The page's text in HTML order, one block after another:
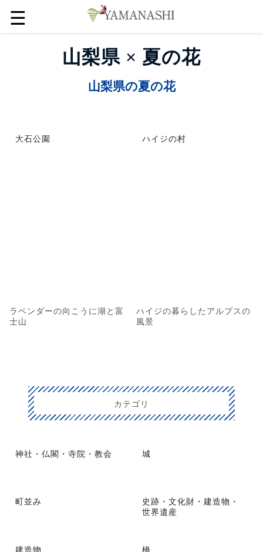
☰
山梨県 × 夏の花
山梨県の夏の花
大石公園
ラベンダーの向こうに湖と富
士山
ハイジの村
ハイジの暮らしたアルプスの
風景
カテゴリ
神社・仏閣・寺院・教会 城
町並み
史跡・文化財・建造物・
世界遺産
建造物 橋